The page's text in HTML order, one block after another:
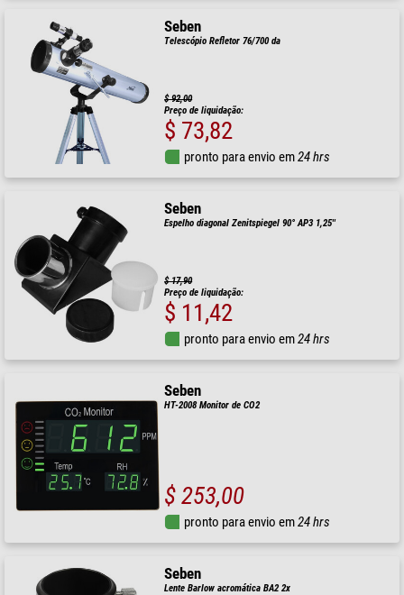
Seben
Telescópio Refletor 76/700 da
$ 92,00
Preço de liquidação:
$ 73,82
pronto para envio em24 hrs
Seben
Espelho diagonal Zenitspiegel 90° AP3 1,25''
$ 17,90
Preço de liquidação:
$ 11,42
pronto para envio em24 hrs
Seben
HT-2008 Monitor de CO2
$ 253,00
pronto para envio em24 hrs
Seben
Lente Barlow acromática BA2 2x